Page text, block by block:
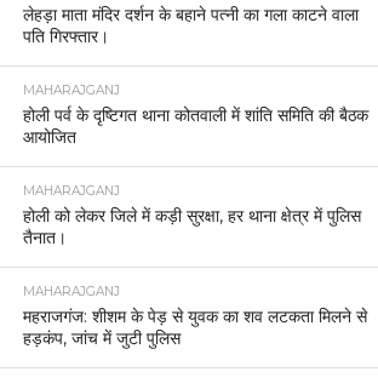
लेहड़ा माता मंदिर दर्शन के बहाने पत्नी का गला काटने वाला
पति गिरफ्तार।
MAHARAJGANJ
होली पर्व के दृष्टिगत थाना कोतवाली में शांति समिति की बैठक
आयोजित
MAHARAJGANJ
होली को लेकर जिले में कड़ी सुरक्षा, हर थाना क्षेत्र में पुलिस
तैनात।
MAHARAJGANJ
महराजगंज: शीशम के पेड़ से युवक का शव लटकता मिलने से
हड़कंप, जांच में जुटी पुलिस